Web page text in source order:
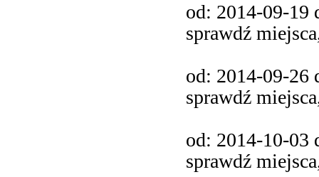
od: 2014-09-19
sprawdź
od: 2014-09-26
sprawdź
od: 2014-10-03
sprawdź